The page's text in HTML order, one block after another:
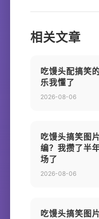
相关文章
吃馒头配搞笑
乐我懂了
2026-08-06
吃馒头搞笑图
编？我攒了半
场了
2026-08-06
吃馒头搞笑图